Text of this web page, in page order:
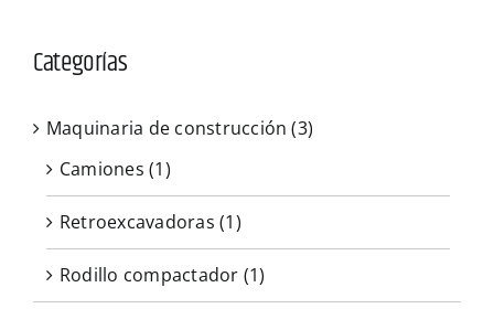
Categorías
Maquinaria de construcción (3)
Camiones (1)
Retroexcavadoras (1)
Rodillo compactador (1)